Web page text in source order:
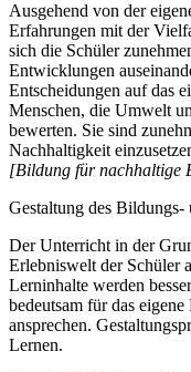
Ausgehend von der
Erfahrungen mit der
sich die Schüler
Entwicklungen
Entscheidungen auf das
Menschen, die Umwelt
bewerten. Sie sind
Nachhaltigkeit
[Bildung für nachhaltige
Gestaltung des Bildungs-
Der Unterricht in der
Erlebniswelt der Schüler
Lerninhalte werden
bedeutsam für das
ansprechen.
Lernen.